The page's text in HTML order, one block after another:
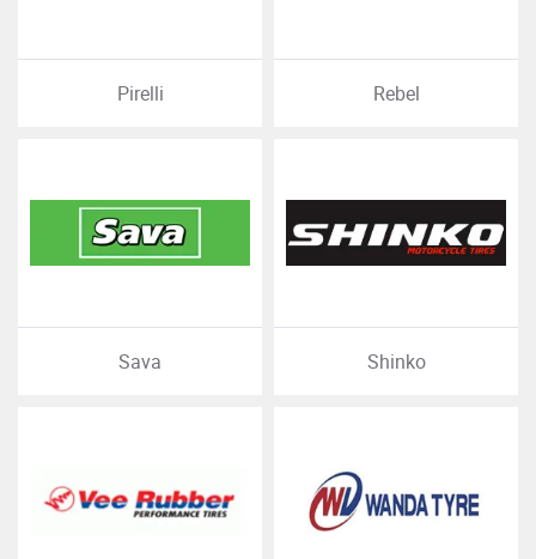
Pirelli Rebel
Sava Shinko